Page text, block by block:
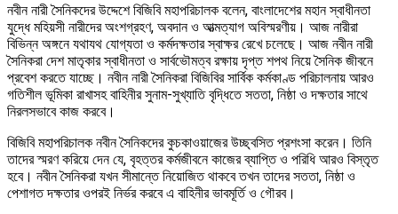
নবীন নারী সৈনিকদের উদ্দেশে বিজিবি মহাপরিচালক বলেন, বাংলাদেশের মহান স্বাধীনতা
যুদ্ধে মহিয়সী নারীদের অংশগ্রহণ, অবদান ও আত্মত্যাগ অবিস্মরণীয়। আজ নারীরা
বিভিন্ন অঙ্গনে যথাযথ যোগ্যতা ও কর্মদক্ষতার স্বাক্ষর রেখে চলেছে। আজ নবীন নারী
সৈনিকরা দেশ মাতৃকার স্বাধীনতা ও সার্বভৌমত্ব রক্ষায় দৃপ্ত শপথ নিয়ে সৈনিক জীবনে
প্রবেশ করতে যাচ্ছে। নবীন নারী সৈনিকরা বিজিবির সার্বিক কর্মকাণ্ড পরিচালনায় আরও
গতিশীল ভূমিকা রাখাসহ বাহিনীর সুনাম-সুখ্যাতি বৃদ্ধিতে সততা, নিষ্ঠা ও দক্ষতার সাথে
নিরলসভাবে কাজ করবে।
বিজিবি মহাপরিচালক নবীন সৈনিকদের কুচকাওয়াজের উচ্ছ্বসিত প্রশংসা করেন। তিনি
তাদের স্মরণ করিয়ে দেন যে, বৃহত্তর কর্মজীবনে কাজের ব্যাপ্তি ও পরিধি আরও বিস্তৃত
হবে। নবীন সৈনিকরা যখন সীমান্তে নিয়োজিত থাকবে তখন তাদের সততা, নিষ্ঠা ও
পেশাগত দক্ষতার ওপরই নির্ভর করবে এ বাহিনীর ভাবমূর্তি ও গৌরব।